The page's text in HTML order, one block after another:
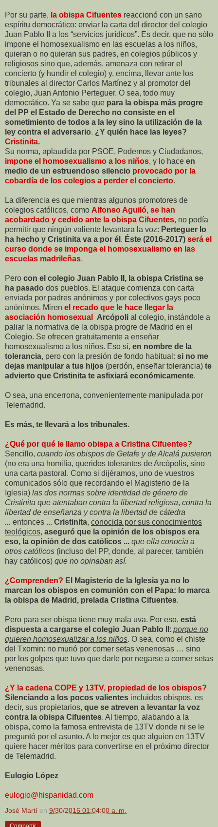
Por su parte, la obispa Cifuentes reaccionó con un sano
espíritu democrático: enviar la carta del director del colegio
Juan Pablo II a los “servicios jurídicos”. Es decir, que no sólo
impone el homosexualismo en las escuelas a los niños,
quieran o no quieran sus padres, en colegios públicos y
religiosos sino que, además, amenaza con retirar el
concierto (y hundir el colegio) y, encima, llevar ante los
tribunales al director Carlos Martínez y al promotor del
colegio, Juan Antonio Perteguer. O sea, todo muy
democrático. Ya se sabe que para la obispa más progre
del PP el Estado de Derecho no consiste en el
sometimiento de todos a la ley sino la utilización de la
ley contra el adversario. ¿Y quién hace las leyes?
Cristinita.
Su norma, aplaudida por PSOE, Podemos y Ciudadanos,
impone el homosexualismo a los niños, y lo hace en
medio de un estruendoso silencio provocado por la
cobardía de los colegios a perder el concierto.
La diferencia es que mientras algunos promotores de
colegios católicos, como Alfonso Aguiló, se han
acobardado y cedido ante la obispa Cifuentes, no podía
permitir que ningún valiente levantara la voz: Perteguer lo
ha hecho y Cristinita va a por él . Éste (2016-2017) será el
curso donde se imponga el homosexualismo en las
escuelas madrileñas.
Pero con el colegio Juan Pablo II, la obispa Cristina se
ha pasado dos pueblos. El ataque comienza con carta
enviada por padres anónimos y por colectivos gays poco
anónimos. Miren el recado que le hace llegar la
asociación homosexual
Arcópoli al colegio, instándole a
paliar la normativa de la obispa progre de Madrid en el
Colegio. Se ofrecen gratuitamente a enseñar
homosexualismo a los niños. Eso sí, en nombre de la
tolerancia, pero con la presión de fondo habitual: si no me
dejas manipular a tus hijos (perdón, enseñar tolerancia) te
advierto que Cristinita te asfixiará económicamente.
O sea, una encerrona, convenientemente manipulada por
Telemadrid.
Es más, te llevará a los tribunales.
¿Qué por qué le llamo obispa a Cristina Cifuentes?
Sencillo, cuando los obispos de Getafe y de Alcalá pusieron
(no era una homilía, queridos tolerantes de Arcópolis, sino
una carta pastoral. Como si dijéramos, uno de vuestros
comunicados sólo que recordando el Magisterio de la
Iglesia) las dos normas sobre identidad de género de
Cristinita que atentaban contra la libertad religiosa, contra la
libertad de enseñanza y contra la libertad de cátedra
... entonces ... Cristinita, conocida por sus conocimientos
teológicos, aseguró que la opinión de los obispos era
eso, la opinión de dos católicos ... que ella conocía a
otros católicos (incluso del PP, donde, al parecer, también
hay católicos) que no opinaban así.
¿Comprenden? El Magisterio de la Iglesia ya no lo
marcan los obispos en comunión con el Papa: lo marca
la obispa de Madrid, prelada Cristina Cifuentes.
Pero para ser obispa tiene muy mala uva. Por eso, está
dispuesta a cargarse el colegio Juan Pablo II : porque no
quieren homosexualizar a los niños. O sea, como el chiste
del Txomin: no murió por comer setas venenosas … sino
por los golpes que tuvo que darle por negarse a comer setas
venenosas.
¿Y la cadena COPE y 13TV, propiedad de los obispos?
Silenciando a los pocos valientes incluidos obispos, es
decir, sus propietarios, que se atreven a levantar la voz
contra la obispa Cifuentes. Al tiempo, alabando a la
obispa, como la famosa entrevista de 13TV donde ni se le
preguntó por el asunto. A lo mejor es que alguien en 13TV
quiere hacer méritos para convertirse en el próximo director
de Telemadrid.
Eulogio López
eulogio@hispanidad.com
José Martí en 9/30/2016 01:04:00 a. m.